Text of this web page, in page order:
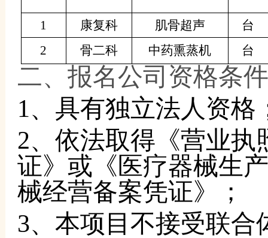
1 康复科 肌骨超声
台
2
骨二科 中药熏蒸机 台
二、报名公司资格条件
1、具有独立法人资格
2、依法取得《营业执
证》或《医疗器械生
械经营备案凭证》；
3、本项目不接受联合